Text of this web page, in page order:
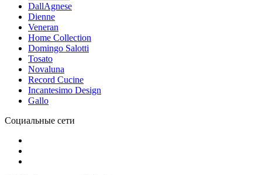
DallAgnese
Dienne
Veneran
Home Collection
Domingo Salotti
Tosato
Novaluna
Record Cucine
Incantesimo Design
Gallo
Социальные сети